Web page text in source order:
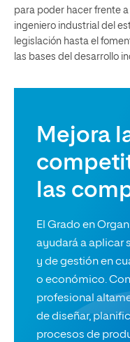
para poder hacer frente
ingeniero industrial del
legislación hasta el
las bases del desarrollo
Mejora
las
El Grado en
ayudará a aplicar
y de gestión en
o económico.
profesional
de diseñar,
procesos de